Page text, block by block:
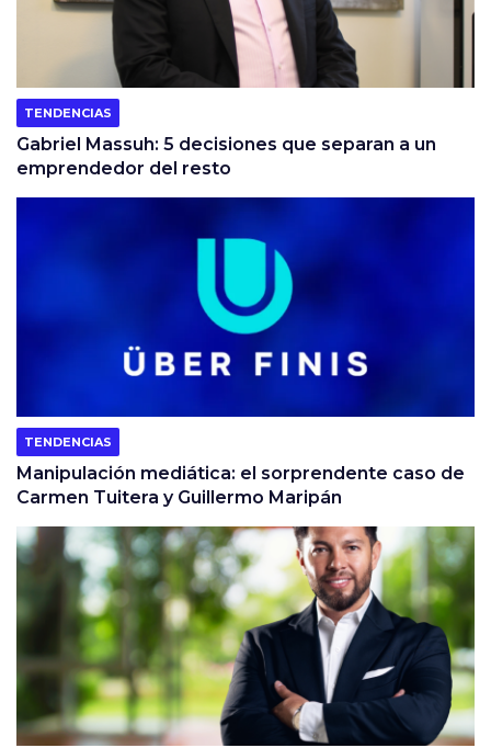
TENDENCIAS
Gabriel Massuh: 5 decisiones que separan a un
emprendedor del resto
TENDENCIAS
Manipulación mediática: el sorprendente caso de
Carmen Tuitera y Guillermo Maripán